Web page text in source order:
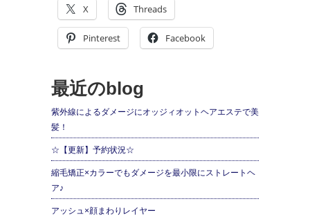
X Threads
Pinterest Facebook
最近のblog
紫外線によるダメージにオッジィオットヘアエステで美
髪！
☆【更新】予約状況☆
縮毛矯正×カラーでもダメージを最小限にストレートヘ
ア♪
アッシュ×顔まわりレイヤー